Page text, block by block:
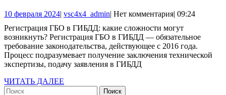
в
ГИБДД:
какие
10 февраля 202410
2024
| vsc4x4_adminvsc4x4_admin
| Нет комментария| 09:24
Регистрация ГБО в ГИБДД: какие сложности могут
возникнуть? Регистрация ГБО в ГИБДД — обязательное
требование законодательства, действующее с 2016 года.
Процесс подразумевает получение заключения технической
экспертизы, подачу заявления в ГИБДД
ЧИТАТЬ ДАЛЕЕ
Найти: